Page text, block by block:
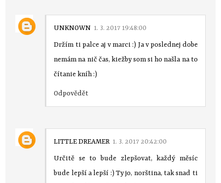
UNKNOWN 1. 3. 2017 19:48:00
Držím ti palce aj v marci :) Ja v poslednej dobe
nemám na nič čas, kiežby som si ho našla na to
čítanie kníh :)
Odpovědět
LITTLE DREAMER 1. 3. 2017 20:42:00
Určitě se to bude zlepšovat, každý měsíc
bude lepší a lepší :) Ty jo, norština, tak snad ti